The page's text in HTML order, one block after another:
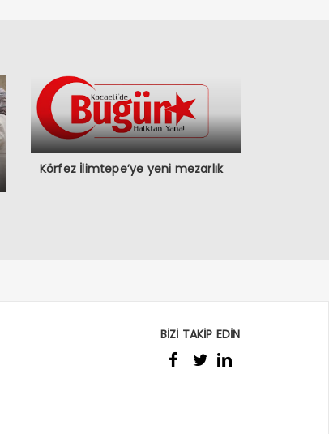
Körfez İlimtepe’ye yeni mezarlık
BİZİ TAKİP EDİN